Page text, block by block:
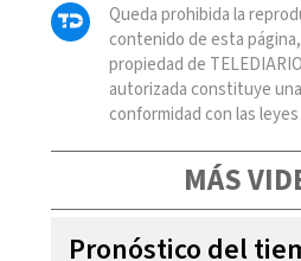
Queda prohibida la
contenido de esta
propiedad de
autorizada constituye
conformidad con las
MÁS
Pronóstico del